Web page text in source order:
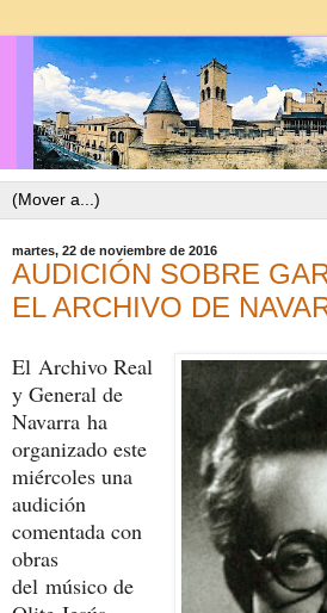
martes, 22 de noviembre de 2016
AUDICIÓN SOBRE
EL ARCHIVO DE
El Archivo Real
y General de
Navarra ha
organizado este
miércoles una
audición
comentada con
obras
del músico de